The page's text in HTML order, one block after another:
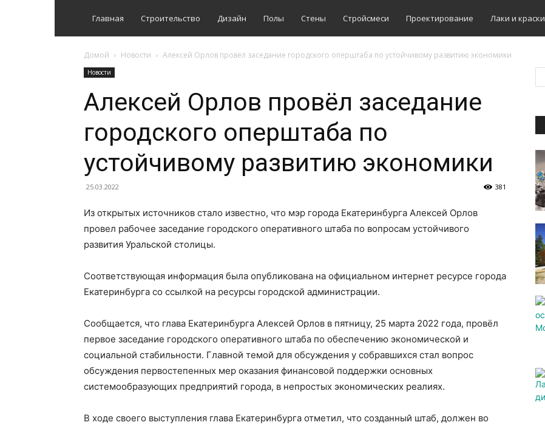
Главная Строительство Дизайн Полы Стены Стройсмеси Проектирование Лаки и краски
Домой Новости Алексей Орлов провёл заседание городского оперштаба по устойчивому развитию экономики
Новости
Алексей Орлов провёл заседание
городского оперштаба по
устойчивому развитию экономики
25.03.2022 381
Из открытых источников стало известно, что мэр города Екатеринбурга Алексей Орлов
провел рабочее заседание городского оперативного штаба по вопросам устойчивого
развития Уральской столицы.
Соответствующая информация была опубликована на официальном интернет ресурсе города
Екатеринбурга со ссылкой на ресурсы городской администрации.
Сообщается, что глава Екатеринбурга Алексей Орлов в пятницу, 25 марта 2022 года, провёл
первое заседание городского оперативного штаба по обеспечению экономической и
социальной стабильности. Главной темой для обсуждения у собравшихся стал вопрос
обсуждения первостепенных мер оказания финансовой поддержки основных
системообразующих предприятий города, в непростых экономических реалиях.
В ходе своего выступления глава Екатеринбурга отметил, что созданный штаб, должен во